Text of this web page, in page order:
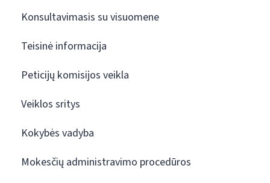
Konsultavimasis su visuomene
Teisinė informacija
Peticijų komisijos veikla
Veiklos sritys
Kokybės vadyba
Mokesčių administravimo procedūros